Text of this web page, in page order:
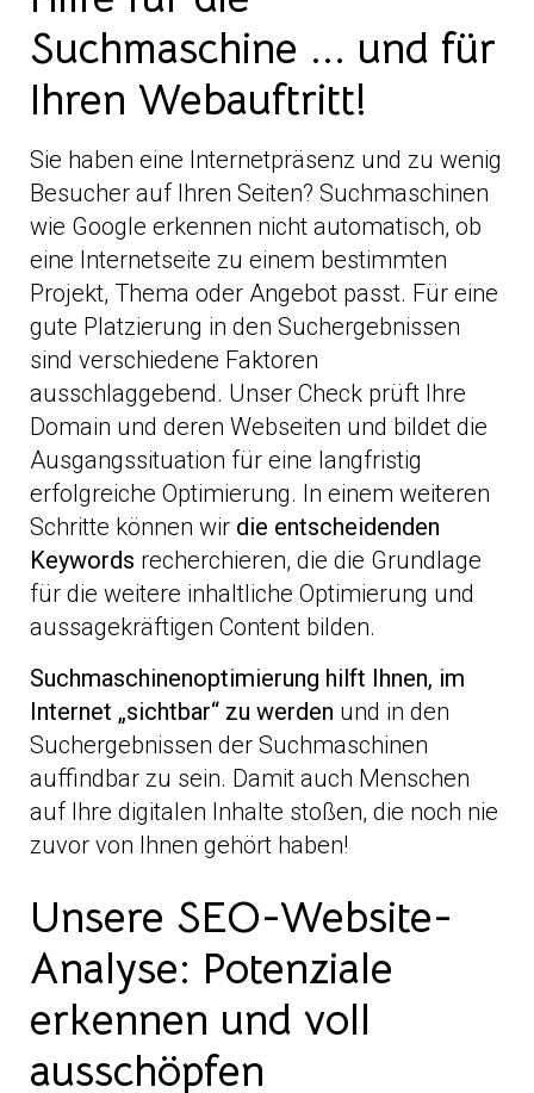
Suchmaschine ... und für
Ihren Webauftritt!
Sie haben eine Internetpräsenz und zu wenig
Besucher auf Ihren Seiten? Suchmaschinen
wie Google erkennen nicht automatisch, ob
eine Internetseite zu einem bestimmten
Projekt, Thema oder Angebot passt. Für eine
gute Platzierung in den Suchergebnissen
sind verschiedene Faktoren
ausschlaggebend. Unser Check prüft Ihre
Domain und deren Webseiten und bildet die
Ausgangssituation für eine langfristig
erfolgreiche Optimierung. In einem weiteren
Schritte können wir die entscheidenden
Keywords recherchieren, die die Grundlage
für die weitere inhaltliche Optimierung und
aussagekräftigen Content bilden.
Suchmaschinenoptimierung hilft Ihnen, im
Internet „sichtbar“ zu werden und in den
Suchergebnissen der Suchmaschinen
auffindbar zu sein. Damit auch Menschen
auf Ihre digitalen Inhalte stoßen, die noch nie
zuvor von Ihnen gehört haben!
Unsere SEO-Website-
Analyse: Potenziale
erkennen und voll
ausschöpfen